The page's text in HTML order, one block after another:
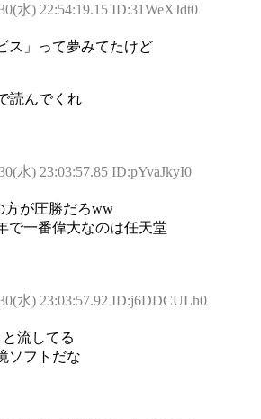
水) 22:54:19.15 ID:31WeXJdt0
ス」って夢みてたけど
読んでくれ
水) 23:03:57.85 ID:pYvaJkyI0
方が圧勝だろww
で一番偉大なのは任天堂
水) 23:03:57.92 ID:j6DDCULh0
流してる
ソフトだな